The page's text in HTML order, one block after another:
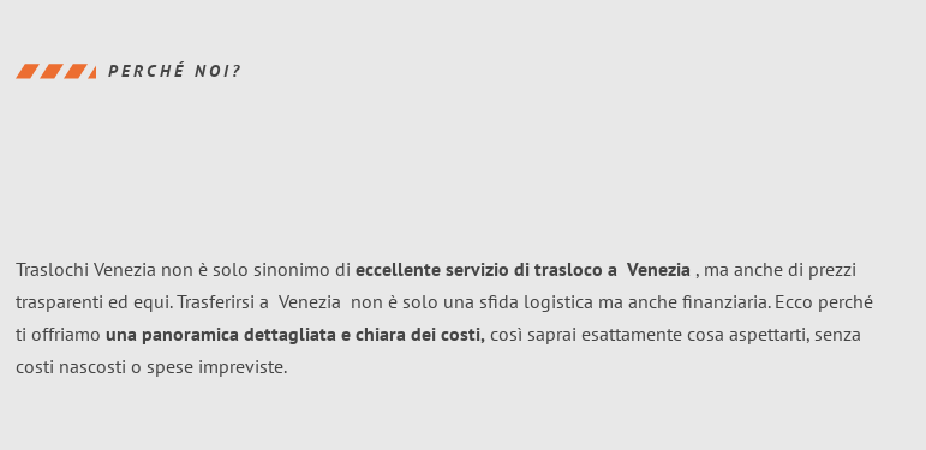
PERCHÉ NOI?
Traslochi Venezia non è solo sinonimo di eccellente servizio di trasloco a Venezia , ma anche di prezzi
trasparenti ed equi. Trasferirsi a Venezia non è solo una sfida logistica ma anche finanziaria. Ecco perché
ti offriamo una panoramica dettagliata e chiara dei costi, così saprai esattamente cosa aspettarti, senza
costi nascosti o spese impreviste.